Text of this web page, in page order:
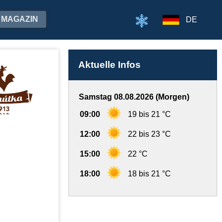
MAGAZIN DE
Aktuelle Infos
Samstag 08.08.2026 (Morgen)
09:00 19 bis 21 °C
12:00 22 bis 23 °C
15:00 22 °C
18:00 18 bis 21 °C